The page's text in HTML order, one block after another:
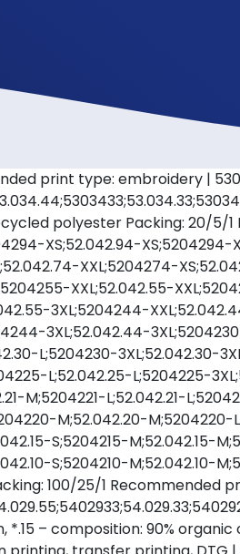
print type: embroidery |
recycled polyester Packing:
XS;52.042.94-
XXL;5204274-
XXL;52.042.55-
3XL;5204244-
3XL;52.042.44-
L;5204230-3XL;52.042.30-
L;52.042.25-L;5204225-
M;5204221-L;52.042.21-
M;52.042.20-M;5204220-
S;5204215-M;52.042.15-
S;5204210-M;52.042.10-
100/25/1
– composition: 90%